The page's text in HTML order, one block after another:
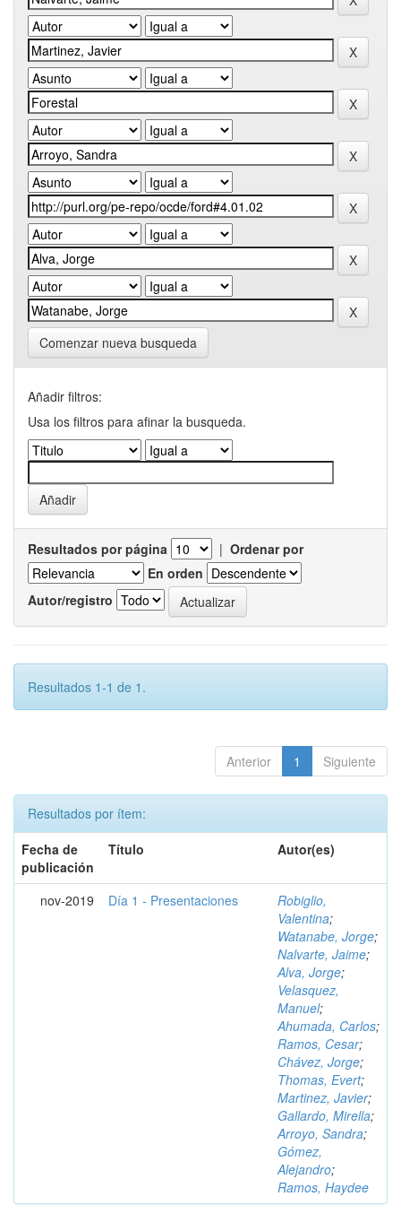
Comenzar nueva busqueda
Añadir filtros:
Usa los filtros para afinar la busqueda.
Resultados por página | Ordenar por
En orden
Autor/registro
Resultados 1-1 de 1.
Anterior 1 Siguiente
Resultados por ítem:
Fecha de
publicación
Título Autor(es)
nov-2019 Día 1 - Presentaciones
Robiglio,
Valentina;
Watanabe, Jorge;
Nalvarte, Jaime;
Alva, Jorge;
Velasquez,
Manuel;
Ahumada, Carlos;
Ramos, Cesar;
Chávez, Jorge;
Thomas, Evert;
Martinez, Javier;
Gallardo, Mirella;
Arroyo, Sandra;
Gómez,
Alejandro;
Ramos, Haydee